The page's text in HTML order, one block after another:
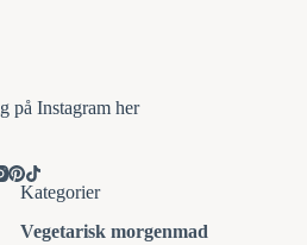
g på Instagram her